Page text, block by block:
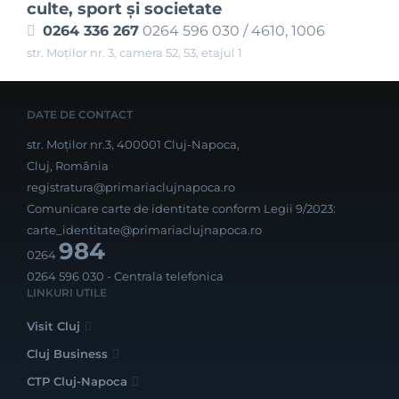
culte, sport şi societate
0264 336 267 0264 596 030 / 4610, 1006
str. Moților nr. 3, camera 52, 53, etajul 1
DATE DE CONTACT
str. Moților nr.3, 400001 Cluj-Napoca,
Cluj, România
registratura@primariaclujnapoca.ro
Comunicare carte de identitate conform Legii 9/2023:
carte_identitate@primariaclujnapoca.ro
0264984
0264 596 030 - Centrala telefonica
LINKURI UTILE
Visit Cluj
Cluj Business
CTP Cluj-Napoca